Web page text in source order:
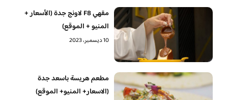
مقهي F8 لاونج جدة (الأسعار +
المنيو + الموقع)
10 ديسمبر، 2023
مطعم هريسة باسعد جدة
(الاسعار+ المنيو+ الموقع)